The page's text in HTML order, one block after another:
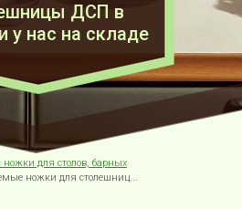
ДСП в
у нас на складе
ножки для столов, барных
ножки для столешниц...